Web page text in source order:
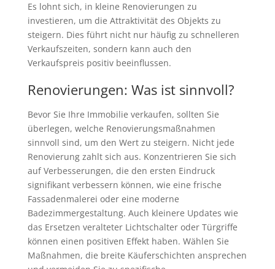
Es lohnt sich, in kleine Renovierungen zu
investieren, um die Attraktivität des Objekts zu
steigern. Dies führt nicht nur häufig zu schnelleren
Verkaufszeiten, sondern kann auch den
Verkaufspreis positiv beeinflussen.
Renovierungen: Was ist sinnvoll?
Bevor Sie Ihre Immobilie verkaufen, sollten Sie
überlegen, welche Renovierungsmaßnahmen
sinnvoll sind, um den Wert zu steigern. Nicht jede
Renovierung zahlt sich aus. Konzentrieren Sie sich
auf Verbesserungen, die den ersten Eindruck
signifikant verbessern können, wie eine frische
Fassadenmalerei oder eine moderne
Badezimmergestaltung. Auch kleinere Updates wie
das Ersetzen veralteter Lichtschalter oder Türgriffe
können einen positiven Effekt haben. Wählen Sie
Maßnahmen, die breite Käuferschichten ansprechen